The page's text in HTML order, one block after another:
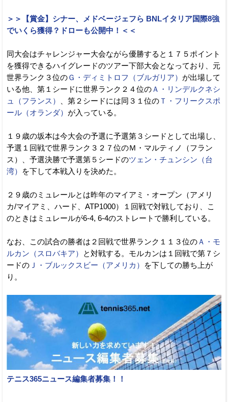
＞＞【賞金】シナー、メドベージェフら BNLイタリア国際8強
でいくら獲得？ドローも公開中！＜＜
同大会はチャレンジャー大会ながら優勝すると１７５ポイント
を獲得できるハイグレードのツアー下部大会となっており、元
世界ランク３位のＧ・ディミトロフ（ブルガリア） が出場して
いる他、第１シードに世界ランク２４位のＡ・リンデルクネシ
ュ（フランス）
、第２シードには同３１位の Ｔ・フリークスポ
ール（オランダ） が入っている。
１９歳の坂本は今大会の予選に予選第３シードとして出場し、
予選１回戦で世界ランク３２７位のＭ・マルティノ（フラン
ス）、予選決勝で予選第５シードのツェン・チュンシン（台
湾）
を下して本戦入りを決めた。
２９歳のミュレールとは昨年のマイアミ・オープン（アメリ
カ/マイアミ、ハード、ATP1000）１回戦で対戦しており、こ
のときはミュレールが6-4, 6-4のストレートで勝利している。
なお、この試合の勝者は２回戦で世界ランク１１３位のＡ・モ
ルカン（スロバキア）
と対戦する。モルカンは１回戦で第７シ
ードの Ｊ・ブルックスビー（アメリカ）
を下しての勝ち上が
り。
テニス365ニュース編集者募集！！